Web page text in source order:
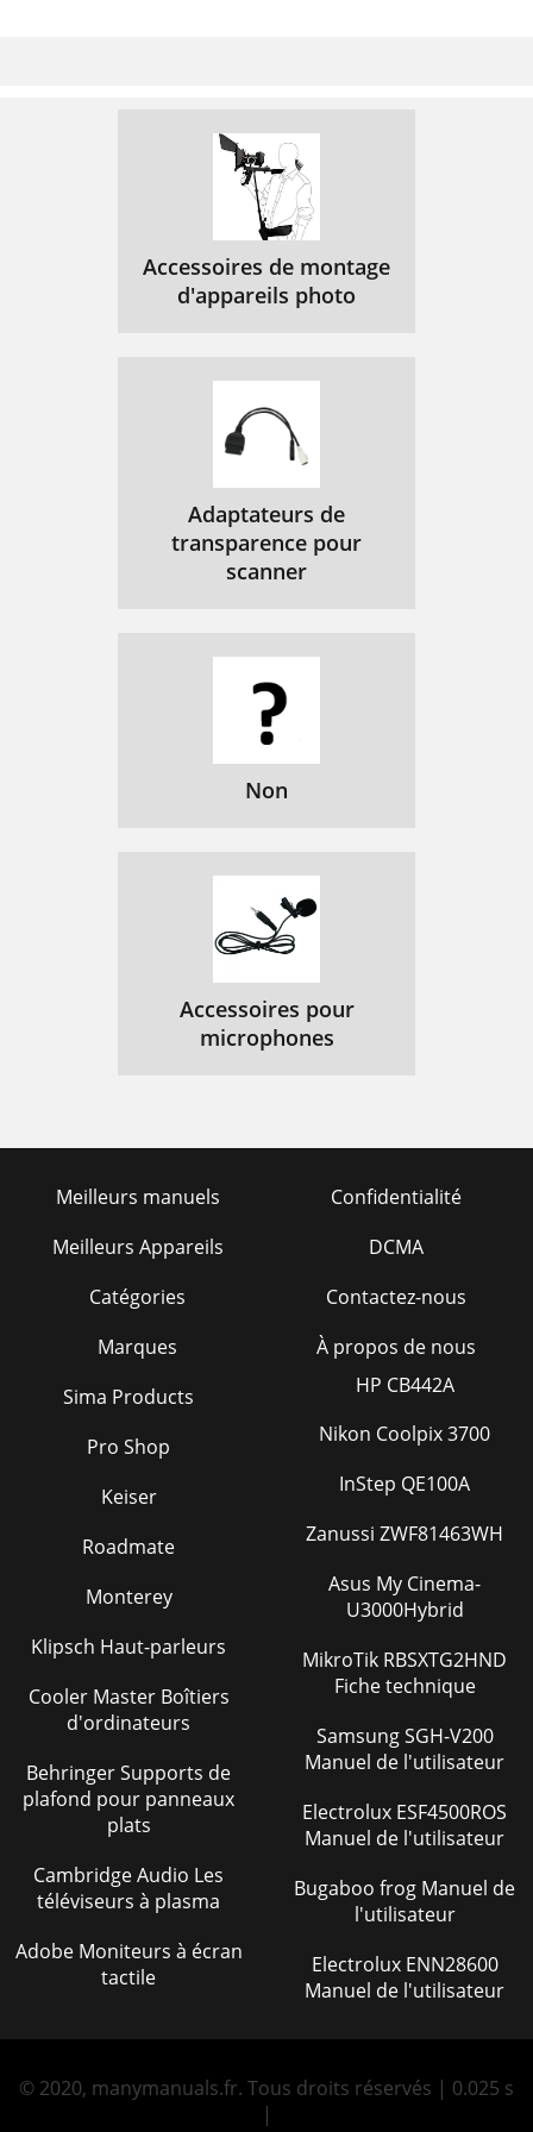
Accessoires de montage
d'appareils photo
Adaptateurs de
transparence pour
scanner
Non
Accessoires pour
microphones
Meilleurs manuels
Meilleurs Appareils
Catégories
Marques
Confidentialité
DCMA
Contactez-nous
À propos de nous
Sima Products
Pro Shop
Keiser
Roadmate
Monterey
Klipsch Haut-parleurs
Cooler Master Boîtiers
d'ordinateurs
Behringer Supports de
plafond pour panneaux
plats
Cambridge Audio Les
téléviseurs à plasma
Adobe Moniteurs à écran
tactile
HP CB442A
Nikon Coolpix 3700
InStep QE100A
Zanussi ZWF81463WH
Asus My Cinema-
U3000Hybrid
MikroTik RBSXTG2HND
Fiche technique
Samsung SGH-V200
Manuel de l'utilisateur
Electrolux ESF4500ROS
Manuel de l'utilisateur
Bugaboo frog Manuel de
l'utilisateur
Electrolux ENN28600
Manuel de l'utilisateur
© 2020, manymanuals.fr. Tous droits réservés | 0.025 s
|